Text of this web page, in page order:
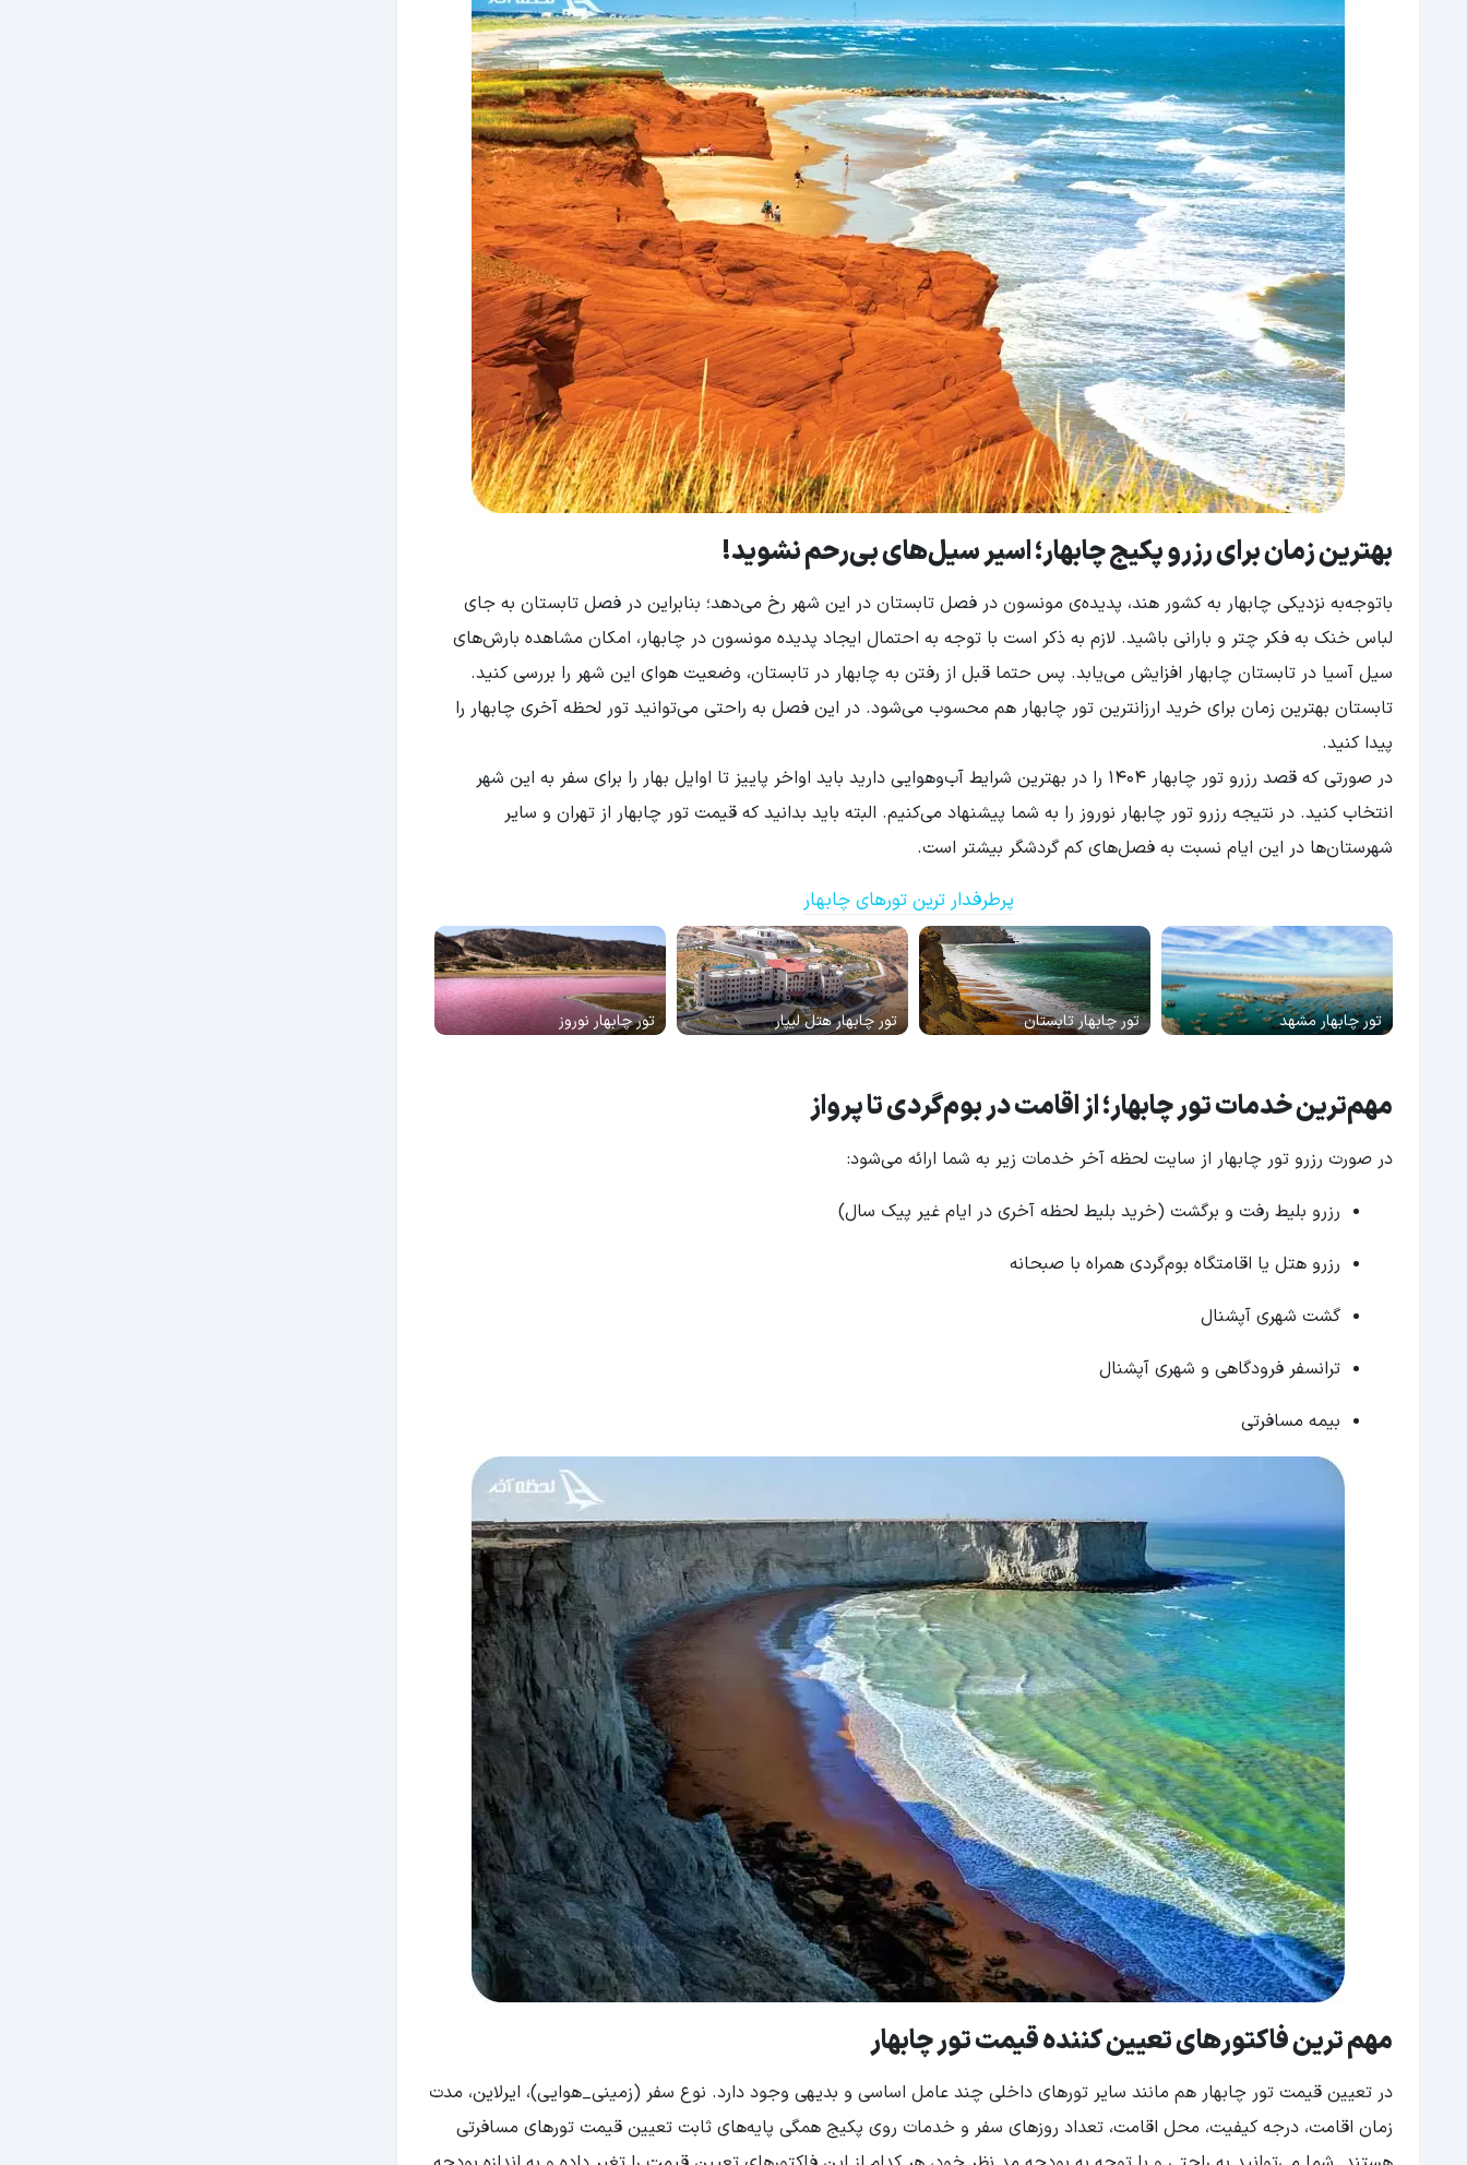
بهترین زمان برای رزرو پکیج چابهار؛ اسیر سیل‌های بی‌رحم نشوید!
باتوجه‌به نزدیکی چابهار به کشور هند، پدیده‌ی مونسون در فصل تابستان در این شهر رخ می‌دهد؛ بنابراین در فصل تابستان به جای
لباس خنک به فکر چتر و بارانی باشید. لازم به ذکر است با توجه به احتمال ایجاد پدیده مونسون در چابهار، امکان مشاهده بارش‌های
سیل آسیا در تابستان چابهار افزایش می‌یابد. پس حتما قبل از رفتن به چابهار در تابستان، وضعیت هوای این شهر را بررسی کنید.
تابستان بهترین زمان برای خرید ارزانترین تور چابهار هم محسوب می‌شود. در این فصل به راحتی می‌توانید تور لحظه آخری چابهار را
پیدا کنید.
در صورتی که قصد رزرو تور چابهار 1404 را در بهترین شرایط آب‌وهوایی دارید باید اواخر پاییز تا اوایل بهار را برای سفر به این شهر
انتخاب کنید. در نتیجه رزرو تور چابهار نوروز را به شما پیشنهاد می‌کنیم. البته باید بدانید که قیمت تور چابهار از تهران و سایر
شهرستان‌ها در این ایام نسبت به فصل‌های کم گردشگر بیشتر است.
پرطرفدار ترین تورهای چابهار
تور چابهار مشهد تور چابهار تابستان تور چابهار هتل لیپار تور چابهار نوروز
مهم‌ترین خدمات تور چابهار؛ از اقامت در بوم‌گردی تا پرواز
در صورت رزرو تور چابهار از سایت لحظه آخر خدمات زیر به شما ارائه می‌شود:
رزرو بلیط رفت و برگشت (خرید بلیط لحظه آخری در ایام غیر پیک سال)
رزرو هتل یا اقامتگاه بوم‌گردی همراه با صبحانه
گشت شهری آپشنال
ترانسفر فرودگاهی و شهری آپشنال
بیمه مسافرتی
مهم ترین فاکتورهای تعیین کننده قیمت تور چابهار
در تعیین قیمت تور چابهار هم مانند سایر تورهای داخلی چند عامل اساسی و بدیهی وجود دارد. نوع سفر (زمینی_هوایی)، ایرلاین، مدت
زمان اقامت، درجه کیفیت، محل اقامت، تعداد روزهای سفر و خدمات روی پکیج همگی پایه‌های ثابت تعیین قیمت تورهای مسافرتی